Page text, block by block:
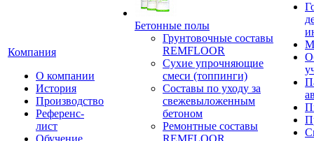
Компания
О компании
История
Производство
Референс-
лист
Обучение
Бетонные полы
Грунтовочные составы
REMFLOOR
Сухие упрочняющие
смеси (топпинги)
Составы по уходу за
свежевыложенным
бетоном
Ремонтные составы
REMFLOOR